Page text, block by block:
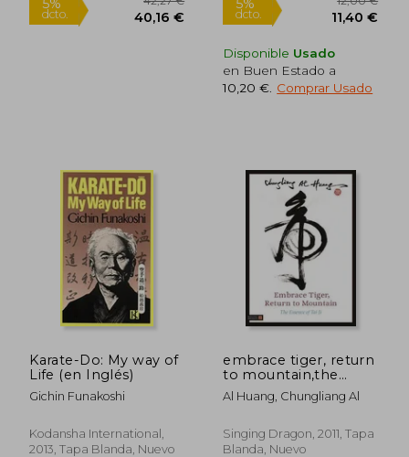
5%
dcto. 20,90
Disponible Usado
en Buen Estado a
10,20 € Comprar Usado
Karate-Do: My way of
Life (en Inglés)
Gichin Funakoshi
Kodansha International,
2013, Tapa Blanda, Nuevo
embrace tiger, return
to mountain,the
essence of tai ji (en
Inglés)
Al Huang, Chungliang Al
Singing Dragon, 2011, Tapa
Blanda, Nuevo